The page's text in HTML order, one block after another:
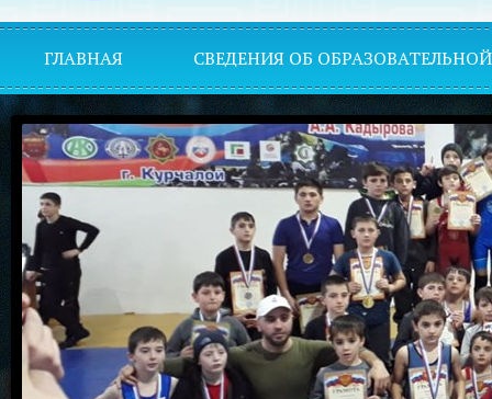
ГЛАВНАЯ СВЕДЕНИЯ ОБ